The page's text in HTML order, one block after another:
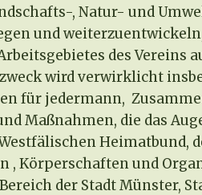
, Natur- und
und
des Vereins
wird verwirklicht
für jedermann,
Maßnahmen, die das
Heimatbund,
Körperschaften und
der Stadt Münster,